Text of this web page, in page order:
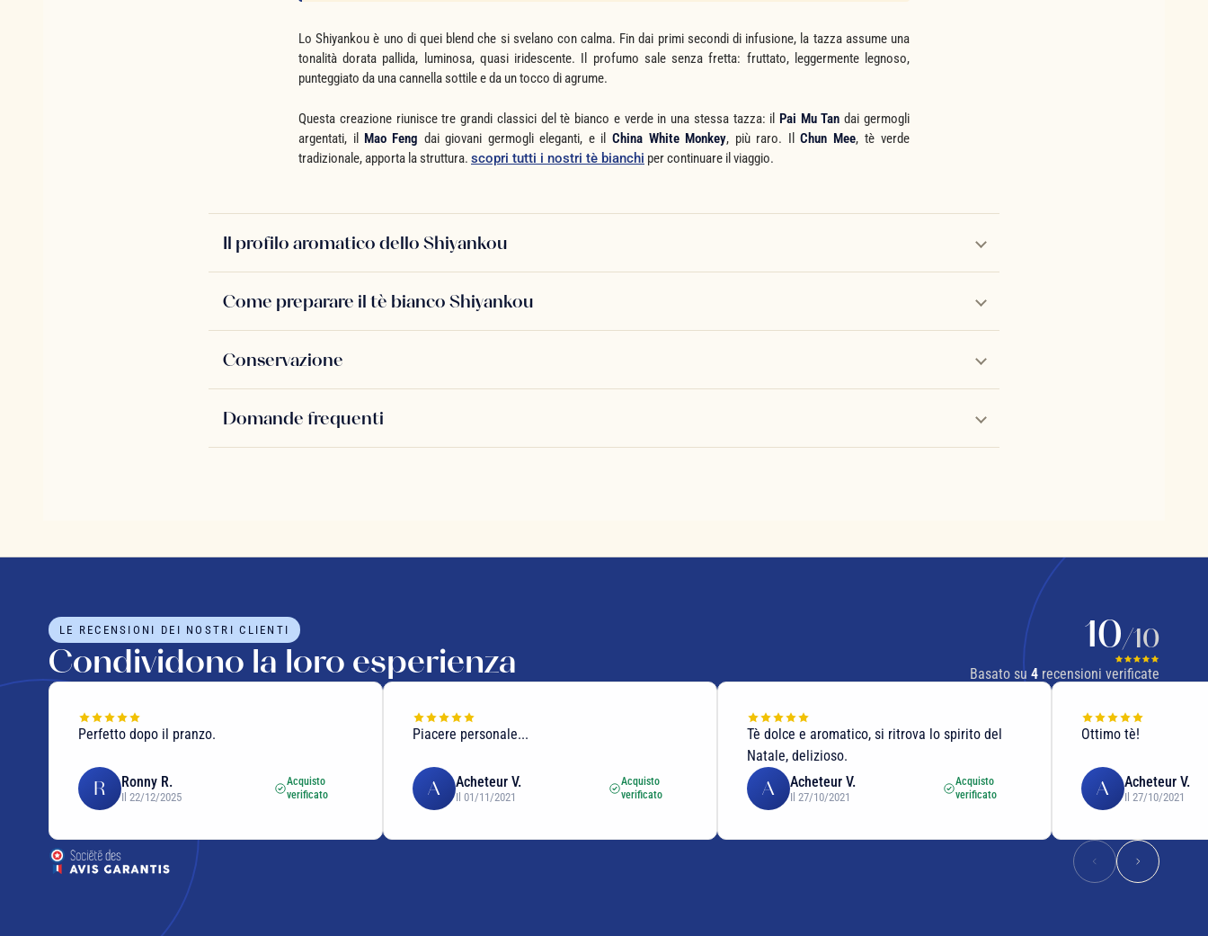
Lo Shiyankou è uno di quei blend che si svelano con calma. Fin dai primi secondi di infusione, la tazza assume una
tonalità dorata pallida, luminosa, quasi iridescente. Il profumo sale senza fretta: fruttato, leggermente legnoso,
punteggiato da una cannella sottile e da un tocco di agrume.
Questa creazione riunisce tre grandi classici del tè bianco e verde in una stessa tazza: il Pai Mu Tan dai germogli
argentati, il Mao Feng dai giovani germogli eleganti, e il China White Monkey, più raro. Il Chun Mee, tè verde
tradizionale, apporta la struttura. scopri tutti i nostri tè bianchi per continuare il viaggio.
Il profilo aromatico dello Shiyankou
Come preparare il tè bianco Shiyankou
Conservazione
Domande frequenti
LE RECENSIONI DEI NOSTRI CLIENTI
Condividono la loro esperienza
10/10
Basato su4 recensioni verificate
Perfetto dopo il pranzo.
R Ronny R.
Il 22/12/2025
Acquisto
verificato
Piacere personale...
A Acheteur V.
Il 01/11/2021
Acquisto
verificato
Tè dolce e aromatico, si ritrova lo spirito del
Natale, delizioso.
A Acheteur V.
Il 27/10/2021
Acquisto
verificato
Ottimo tè!
A Acheteur V.
Il 27/10/2021